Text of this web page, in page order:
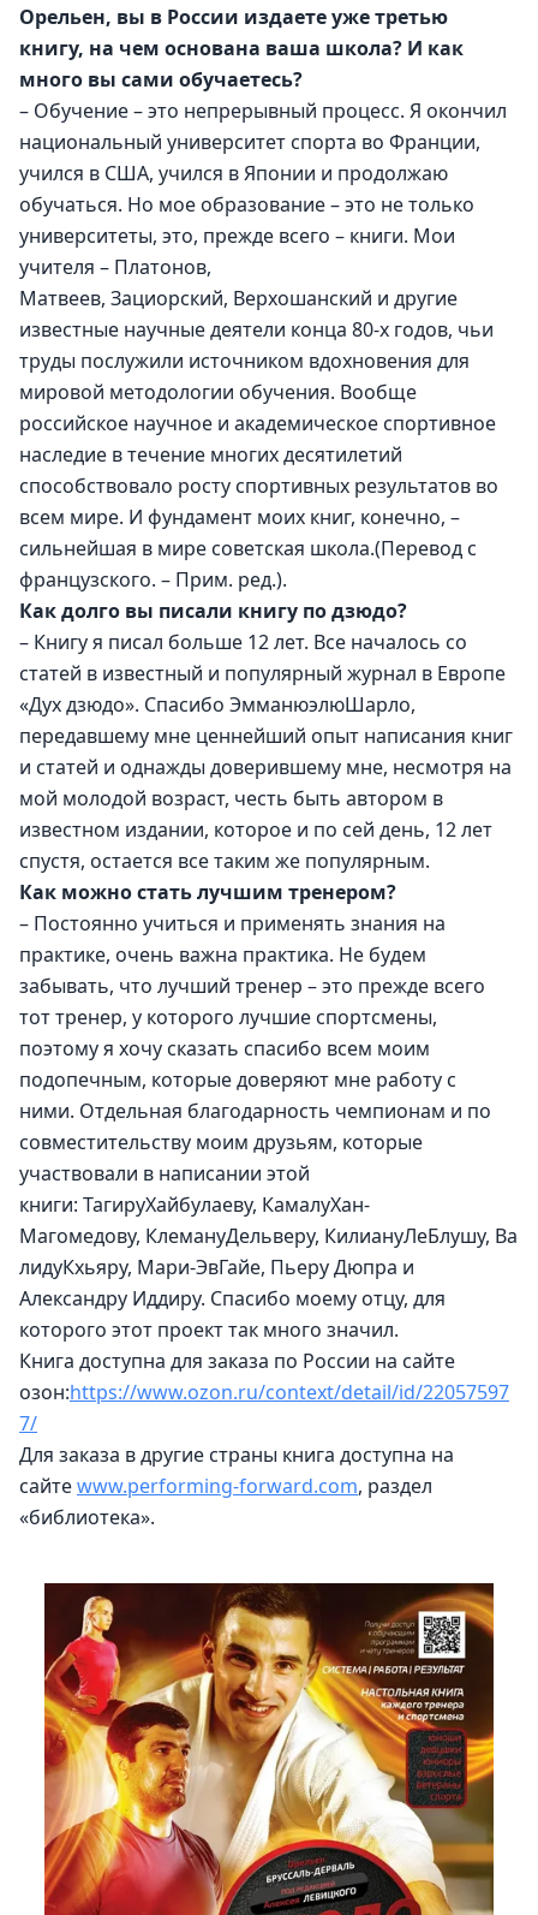
Орельен, вы в России издаете уже третью
книгу, на чем основана ваша школа? И как
много вы сами обучаетесь?
– Обучение – это непрерывный процесс. Я окончил
национальный университет спорта во Франции,
учился в США, учился в Японии и продолжаю
обучаться. Но мое образование – это не только
университеты, это, прежде всего – книги. Мои
учителя – Платонов,
Матвеев, Зациорский, Верхошанский и другие
известные научные деятели конца 80-х годов, чьи
труды послужили источником вдохновения для
мировой методологии обучения. Вообще
российское научное и академическое спортивное
наследие в течение многих десятилетий
способствовало росту спортивных результатов во
всем мире. И фундамент моих книг, конечно, –
сильнейшая в мире советская школа.(Перевод с
французского. – Прим. ред.).
Как долго вы писали книгу по дзюдо?
– Книгу я писал больше 12 лет. Все началось со
статей в известный и популярный журнал в Европе
«Дух дзюдо». Спасибо ЭмманюэлюШарло,
передавшему мне ценнейший опыт написания книг
и статей и однажды доверившему мне, несмотря на
мой молодой возраст, честь быть автором в
известном издании, которое и по сей день, 12 лет
спустя, остается все таким же популярным.
Как можно стать лучшим тренером?
– Постоянно учиться и применять знания на
практике, очень важна практика. Не будем
забывать, что лучший тренер – это прежде всего
тот тренер, у которого лучшие спортсмены,
поэтому я хочу сказать спасибо всем моим
подопечным, которые доверяют мне работу с
ними. Отдельная благодарность чемпионам и по
совместительству моим друзьям, которые
участвовали в написании этой
книги: ТагируХайбулаеву, КамалуХан-
Магомедову, КлемануДельверу, КилиануЛеБлушу, Ва
лидуКхьяру, Мари-ЭвГайе, Пьеру Дюпра и
Александру Иддиру. Спасибо моему отцу, для
которого этот проект так много значил.
Книга доступна для заказа по России на сайте
озон:https://www.ozon.ru/context/detail/id/22057597
7/
Для заказа в другие страны книга доступна на
сайте www.performing-forward.com, раздел
«библиотека».